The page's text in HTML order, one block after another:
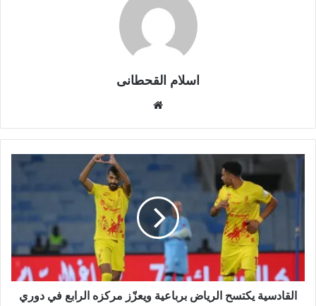
اسلام القحطانى
ق
ع
ا
و
ب
القادسية يكتسح الرياض برباعية ويعزّز مركزه الرابع في دوري